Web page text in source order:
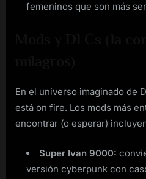
femeninos que son más
En el universo imaginado de
está on fire. Los mods más
encontrar (o esperar)
Super Ivan 9000:
versión cyberpunk con